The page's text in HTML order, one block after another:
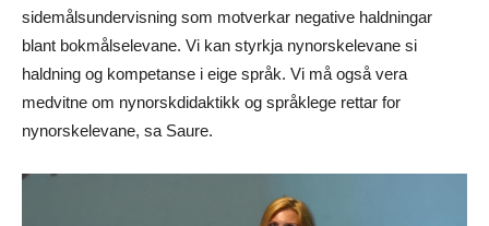
sidemålsundervisning som motverkar negative haldningar
blant bokmålselevane. Vi kan styrkja nynorskelevane si
haldning og kompetanse i eige språk. Vi må også vera
medvitne om nynorskdidaktikk og språklege rettar for
nynorskelevane, sa Saure.